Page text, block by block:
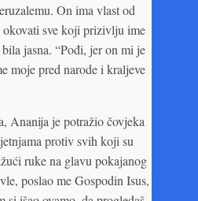
On ima vlast od
sve koji prizivlju ime
jasna. “Pođi, jer on mi je
moje pred narode i kraljeve
Ananija je potražio čovjeka
protiv svih koji su
ruke na glavu pokajanog
poslao me Gospodin Isus,